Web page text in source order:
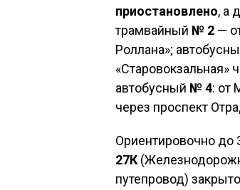
приостановлено, а
трамвайный № 2 —
Роллана»;
«Старовокзальная»
автобусный № 4: от
через проспект
Ориентировочно до
27К
путепровод)